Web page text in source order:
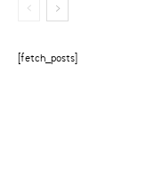
[fetch_posts]